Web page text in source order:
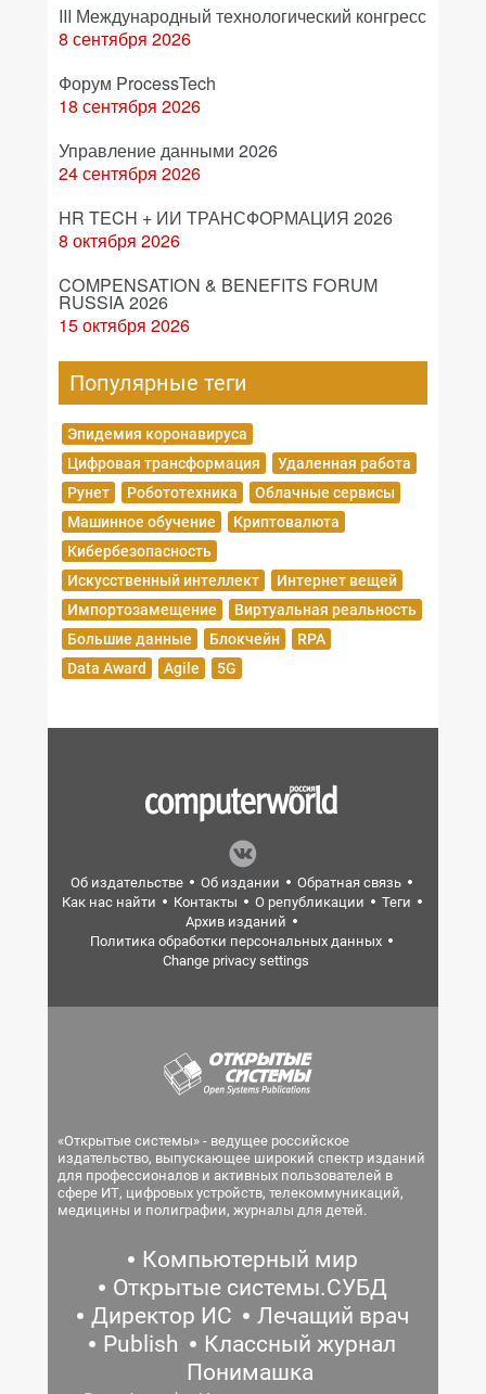
III Международный технологический конгресс
8 сентября 2026
Форум ProcessTech
18 сентября 2026
Управление данными 2026
24 сентября 2026
HR TECH + ИИ ТРАНСФОРМАЦИЯ 2026
8 октября 2026
COMPENSATION & BENEFITS FORUM
RUSSIA 2026
15 октября 2026
Популярные теги
Эпидемия коронавируса
Цифровая трансформация
Удаленная работа
Рунет
Робототехника
Облачные сервисы
Машинное обучение
Криптовалюта
Кибербезопасность
Искусственный интеллект
Интернет вещей
Импортозамещение
Виртуальная реальность
Большие данные
Блокчейн
RPA
Data Award
Agile 5G
Об издательстве Об издании
Обратная связь
Как нас найти
Контакты О републикации
Теги
Архив изданий
Политика обработки персональных данных
Change privacy settings
«Открытые системы» - ведущее российское
издательство, выпускающее широкий спектр изданий
для профессионалов и активных пользователей в
сфере ИТ, цифровых устройств, телекоммуникаций,
медицины и полиграфии, журналы для детей.
Компьютерный мир
Открытые системы.СУБД
Директор ИС
Лечащий врач
Publish
Классный журнал
Понимашка